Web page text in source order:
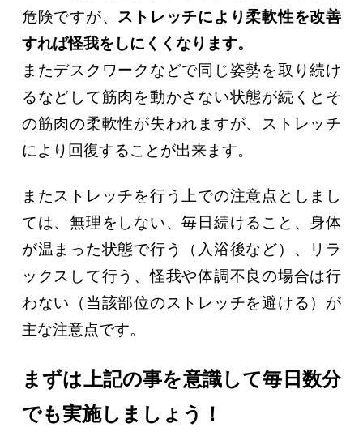
危険ですが、 ストレッチにより柔軟性を改善
すれば怪我をしにくくなります。
またデスクワークなどで同じ姿勢を取り続け
るなどして筋肉を動かさない状態が続くとそ
の筋肉の柔軟性が失われますが、ストレッチ
により回復することが出来ます。
またストレッチを行う上での注意点としまし
ては、無理をしない、毎日続けること、身体
が温まった状態で行う（入浴後など）、リラ
ックスして行う、怪我や体調不良の場合は行
わない（当該部位のストレッチを避ける）が
主な注意点です。
まずは上記の事を意識して毎日数分
でも実施しましょう！